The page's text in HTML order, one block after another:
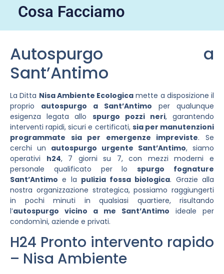
Cosa Facciamo
Autospurgo a
Sant’Antimo
La Ditta Nisa Ambiente Ecologica mette a disposizione il
proprio autospurgo a Sant’Antimo per qualunque
esigenza legata allo spurgo pozzi neri, garantendo
interventi rapidi, sicuri e certificati, sia per manutenzioni
programmate sia per emergenze impreviste. Se
cerchi un autospurgo urgente Sant’Antimo, siamo
operativi h24, 7 giorni su 7, con mezzi moderni e
personale qualificato per lospurgo fognature
Sant’Antimo e la pulizia fossa biologica. Grazie alla
nostra organizzazione strategica, possiamo raggiungerti
in pochi minuti in qualsiasi quartiere, risultando
l’autospurgo vicino a me Sant’Antimo ideale per
condomìni, aziende e privati.
H24 Pronto intervento rapido
– Nisa Ambiente